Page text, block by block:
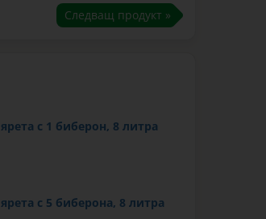
Следващ продукт »
с 1 биберон, 8 литра
с 5 биберона, 8 литра